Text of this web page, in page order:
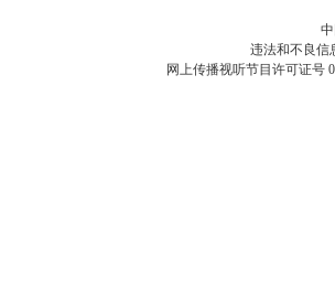
违法和不良信
网上传播视听节目许可证号